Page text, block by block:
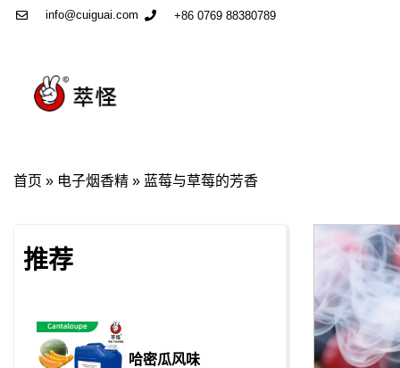
info@cuiguai.com +86 0769 88380789
首页 » 电子烟香精 » 蓝莓与草莓的芳香
推荐
哈密瓜风味